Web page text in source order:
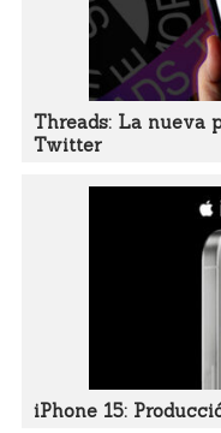
Threads: La nueva
Twitter
iPhone 15: